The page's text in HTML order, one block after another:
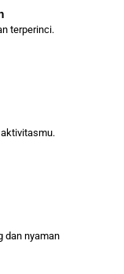
terperinci.
dan nyaman